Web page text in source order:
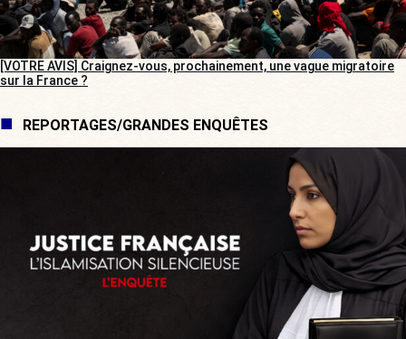
[VOTRE AVIS] Craignez-vous, prochainement, une vague migratoire
sur la France ?
REPORTAGES/GRANDES ENQUÊTES